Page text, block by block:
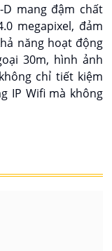
D mang đậm chất
megapixel, đảm
năng hoạt động
30m, hình ảnh
chỉ tiết kiệm
IP Wifi mà không